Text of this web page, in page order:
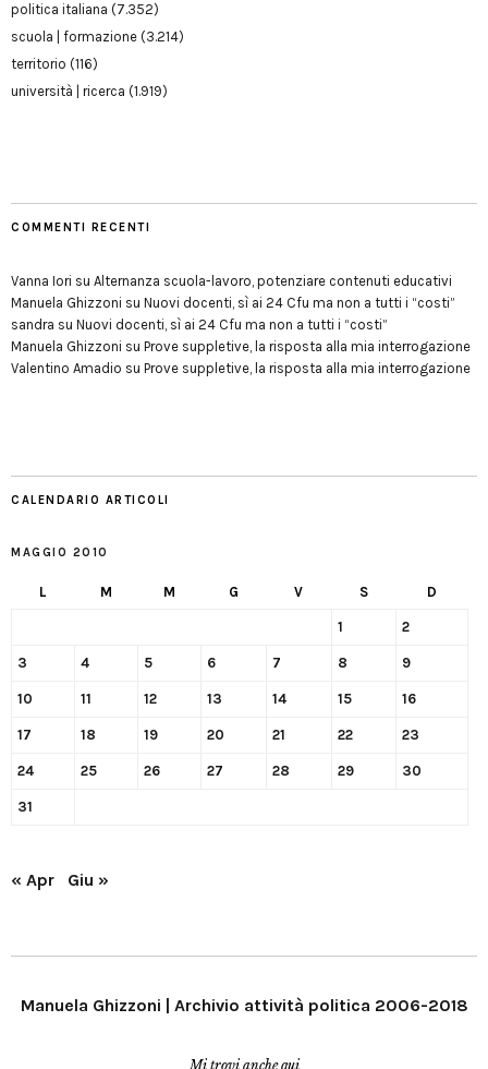
politica italiana (7.352)
scuola | formazione (3.214)
territorio (116)
università | ricerca (1.919)
COMMENTI RECENTI
Vanna Iori su Alternanza scuola-lavoro, potenziare contenuti educativi
Manuela Ghizzoni su Nuovi docenti, sì ai 24 Cfu ma non a tutti i “costi”
sandra su Nuovi docenti, sì ai 24 Cfu ma non a tutti i “costi”
Manuela Ghizzoni su Prove suppletive, la risposta alla mia interrogazione
Valentino Amadio su Prove suppletive, la risposta alla mia interrogazione
CALENDARIO ARTICOLI
MAGGIO 2010
L M M G V S D
1 2
3 4 5 6 7 8 9
10 11 12 13 14 15 16
17 18 19 20 21 22 23
24 25 26 27 28 29 30
31
« Apr Giu »
Manuela Ghizzoni | Archivio attività politica 2006-2018
Mi trovi anche qui